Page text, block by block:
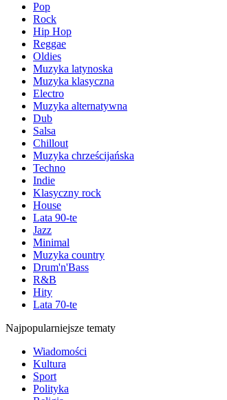
Pop
Rock
Hip Hop
Reggae
Oldies
Muzyka latynoska
Muzyka klasyczna
Electro
Muzyka alternatywna
Dub
Salsa
Chillout
Muzyka chrześcijańska
Techno
Indie
Klasyczny rock
House
Lata 90-te
Jazz
Minimal
Muzyka country
Drum'n'Bass
R&B
Hity
Lata 70-te
Najpopularniejsze tematy
Wiadomości
Kultura
Sport
Polityka